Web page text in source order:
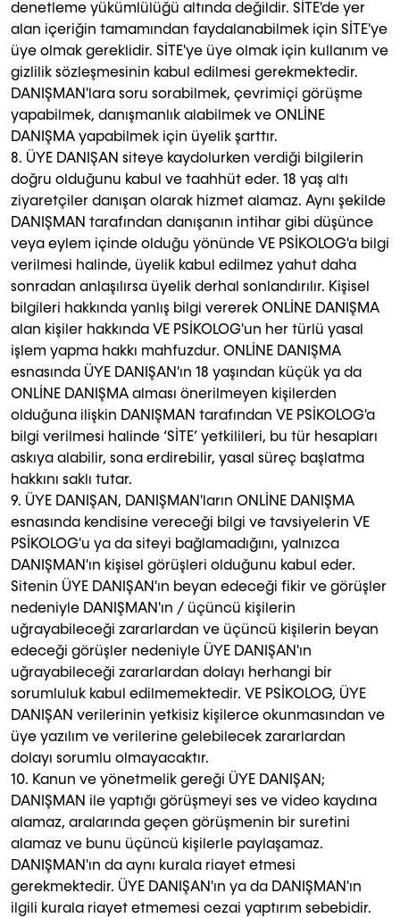
denetleme yükümlülüğü altında değildir. SİTE'de yer
alan içeriğin tamamından faydalanabilmek için SİTE'ye
üye olmak gereklidir. SİTE'ye üye olmak için kullanım ve
gizlilik sözleşmesinin kabul edilmesi gerekmektedir.
DANIŞMAN'lara soru sorabilmek, çevrimiçi görüşme
yapabilmek, danışmanlık alabilmek ve ONLİNE
DANIŞMA yapabilmek için üyelik şarttır.
8. ÜYE DANIŞAN siteye kaydolurken verdiği bilgilerin
doğru olduğunu kabul ve taahhüt eder. 18 yaş altı
ziyaretçiler danışan olarak hizmet alamaz. Aynı şekilde
DANIŞMAN tarafından danışanın intihar gibi düşünce
veya eylem içinde olduğu yönünde VE PSİKOLOG'a bilgi
verilmesi halinde, üyelik kabul edilmez yahut daha
sonradan anlaşılırsa üyelik derhal sonlandırılır. Kişisel
bilgileri hakkında yanlış bilgi vererek ONLİNE DANIŞMA
alan kişiler hakkında VE PSİKOLOG'un her türlü yasal
işlem yapma hakkı mahfuzdur. ONLİNE DANIŞMA
esnasında ÜYE DANIŞAN'ın 18 yaşından küçük ya da
ONLİNE DANIŞMA alması önerilmeyen kişilerden
olduğuna ilişkin DANIŞMAN tarafından VE PSİKOLOG'a
bilgi verilmesi halinde ‘SİTE’ yetkilileri, bu tür hesapları
askıya alabilir, sona erdirebilir, yasal süreç başlatma
hakkını saklı tutar.
9. ÜYE DANIŞAN, DANIŞMAN'ların ONLİNE DANIŞMA
esnasında kendisine vereceği bilgi ve tavsiyelerin VE
PSİKOLOG'u ya da siteyi bağlamadığını, yalnızca
DANIŞMAN'ın kişisel görüşleri olduğunu kabul eder.
Sitenin ÜYE DANIŞAN'ın beyan edeceği fikir ve görüşler
nedeniyle DANIŞMAN'ın / üçüncü kişilerin
uğrayabileceği zararlardan ve üçüncü kişilerin beyan
edeceği görüşler nedeniyle ÜYE DANIŞAN'ın
uğrayabileceği zararlardan dolayı herhangi bir
sorumluluk kabul edilmemektedir. VE PSİKOLOG, ÜYE
DANIŞAN verilerinin yetkisiz kişilerce okunmasından ve
üye yazılım ve verilerine gelebilecek zararlardan
dolayı sorumlu olmayacaktır.
10. Kanun ve yönetmelik gereği ÜYE DANIŞAN;
DANIŞMAN ile yaptığı görüşmeyi ses ve video kaydına
alamaz, aralarında geçen görüşmenin bir suretini
alamaz ve bunu üçüncü kişilerle paylaşamaz.
DANIŞMAN'ın da aynı kurala riayet etmesi
gerekmektedir. ÜYE DANIŞAN'ın ya da DANIŞMAN'ın
ilgili kurala riayet etmemesi cezai yaptırım sebebidir.